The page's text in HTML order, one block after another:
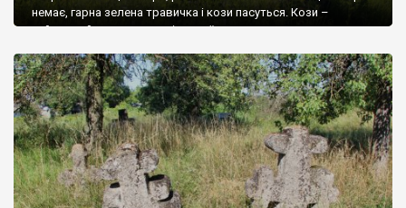
немає, гарна зелена травичка і кози пасуться. Кози –
найкращий регулятор шкідливої, для старих кладовищ,
бруньками, кози ті бруньки обгризають, бо то улюблений
делікатес. На цвинтарі у Голубечому ціла колекція
різноманітних форм хрестів. Село відносно невелике, […]